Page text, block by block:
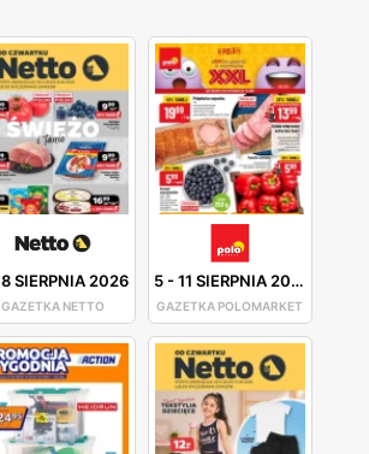
8 SIERPNIA 2026
GAZETKA NETTO
5-11 SIERPNIA 2026
GAZETKA POLOMARKET